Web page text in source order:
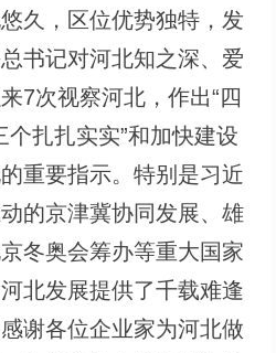
久，区位优势独特，发
书记对河北知之深、爱
7次视察河北，作出“四
个扎扎实实”和加快建设
重要指示。特别是习近
的京津冀协同发展、雄
冬奥会筹办等重大国家
北发展提供了千载难逢
谢各位企业家为河北做